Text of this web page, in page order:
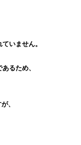
いません。
るため、
、